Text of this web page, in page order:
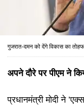
गुजरात-दमन को देंगे विकास का
अपने दौरे पर पीएम ने
प्रधानमंत्री मोदी ने